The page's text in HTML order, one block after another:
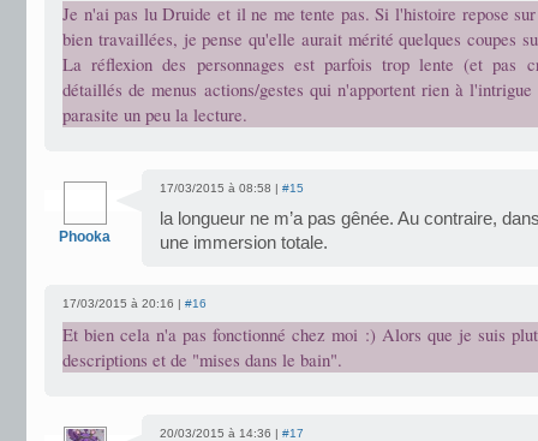
Je n'ai pas lu Druide et il ne me tente pas. Si l'histoire repose sur
bien travaillées, je pense qu'elle aurait mérité quelques coupes
La réflexion des personnages est parfois trop lente (et pas
détaillés de menus actions/gestes qui n'apportent rien à
parasite un peu la lecture.
Phooka
17/03/2015 à 08:58 | #15
la longueur ne m’a pas gênée. Au contraire,
une immersion totale.
17/03/2015 à 20:16 | #16
Et bien cela n'a pas fonctionné chez moi :) Alors que je suis
descriptions et de "mises dans le bain".
20/03/2015 à 14:36 | #17